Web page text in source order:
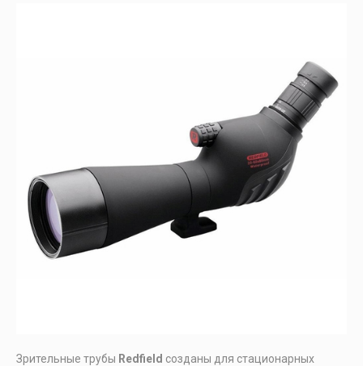
Зрительные трубы Redfield созданы для стационарных